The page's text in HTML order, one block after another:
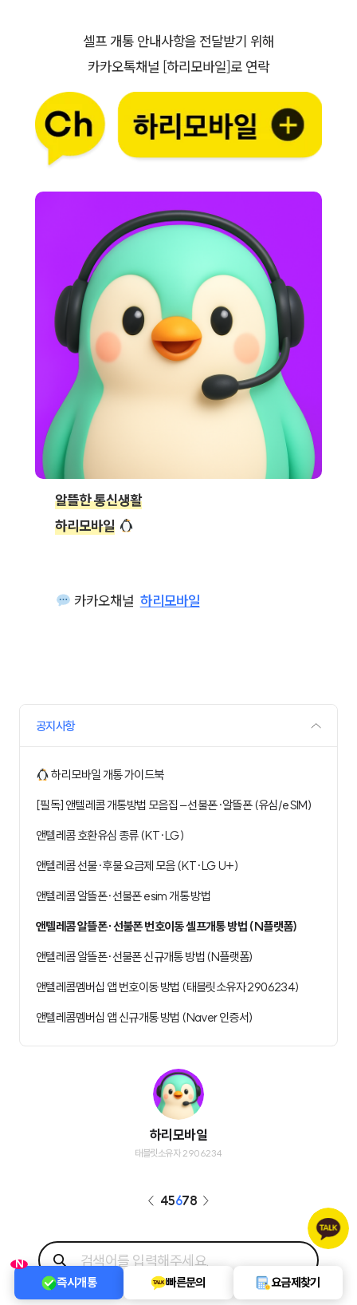
셀프 개통 안내사항을 전달받기 위해
카카오톡채널 [하리모바일]로 연락
알뜰한 통신생활
하리모바일
카카오채널 하리모바일
공지사항
하리모바일 개통 가이드북
[필독] 앤텔레콤 개통방법 모음집 – 선불폰∙알뜰폰 (유심/eSIM)
앤텔레콤 호환유심 종류 (KT∙LG)
앤텔레콤 선불∙후불 요금제 모음 (KT∙LG U+)
앤텔레콤 알뜰폰∙선불폰 esim 개통 방법
앤텔레콤 알뜰폰∙선불폰 번호이동 셀프개통 방법 (N플랫폼)
앤텔레콤 알뜰폰∙선불폰 신규개통 방법 (N플랫폼)
앤텔레콤멤버십 앱 번호이동 방법 (태블릿소유자 2906234)
앤텔레콤멤버십 앱 신규개통 방법 (Naver 인증서)
하리모바일
태블릿소유자 2906234
45678
N
즉시개통 빠른문의 요금제찾기